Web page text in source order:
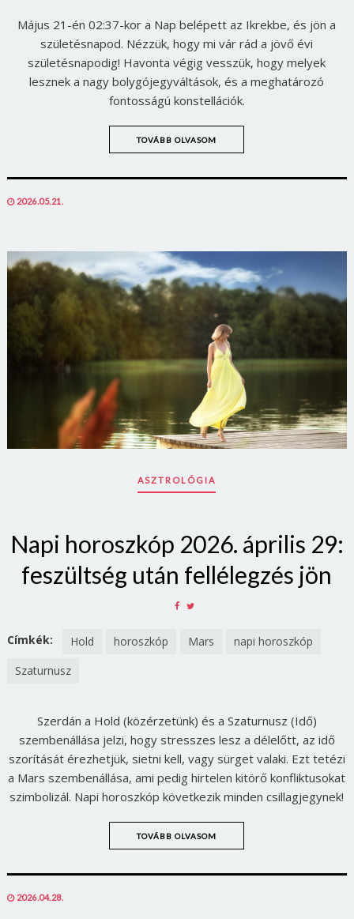
Május 21-én 02:37-kor a Nap belépett az Ikrekbe, és jön a
születésnapod. Nézzük, hogy mi vár rád a jövő évi
születésnapodig! Havonta végig vesszük, hogy melyek
lesznek a nagy bolygójegyváltások, és a meghatározó
fontosságú konstellációk.
TOVÁBB OLVASOM
POSTED
2026.05.21.
ASZTROLÓGIA
Napi horoszkóp 2026. április 29:
feszültség után fellélegzés jön
SHARE
FACEBOOK
Címkék: Hold horoszkóp Mars
napi horoszkóp
Szaturnusz
Szerdán a Hold (közérzetünk) és a Szaturnusz (Idő)
szembenállása jelzi, hogy stresszes lesz a délelőtt, az idő
szorítását érezhetjük, sietni kell, vagy sürget valaki. Ezt tetézi
a Mars szembenállása, ami pedig hirtelen kitörő konfliktusokat
szimbolizál. Napi horoszkóp következik minden csillagjegynek!
TOVÁBB OLVASOM
POSTED
2026.04.28.